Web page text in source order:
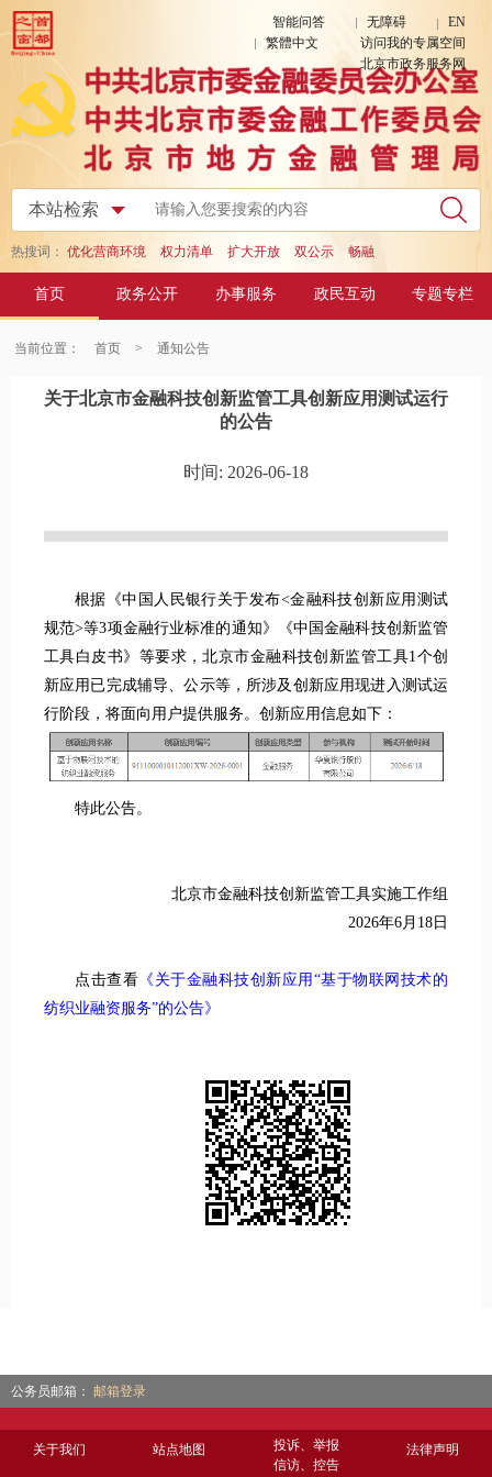
智能问答 无障碍
EN
繁體中文
访问我的专属空间
北京市政务服务网
热搜词： 优化营商环境 权力清单 扩大开放 双公示 畅融
首页 政务公开 办事服务 政民互动 专题专栏
当前位置： 首页 > 通知公告
关于北京市金融科技创新监管工具创新应用测试运行
的公告
时间: 2026-06-18
根据《中国人民银行关于发布<金融科技创新应用测试
规范>等3项金融行业标准的通知》《中国金融科技创新监管
工具白皮书》等要求，北京市金融科技创新监管工具1个创
新应用已完成辅导、公示等，所涉及创新应用现进入测试运
行阶段，将面向用户提供服务。创新应用信息如下：
特此公告。
北京市金融科技创新监管工具实施工作组
2026年6月18日
点击查看 《关于金融科技创新应用“基于物联网技术的
纺织业融资服务”的公告》
公务员邮箱： 邮箱登录
关于我们 站点地图
投诉、举报
信访、控告
法律声明